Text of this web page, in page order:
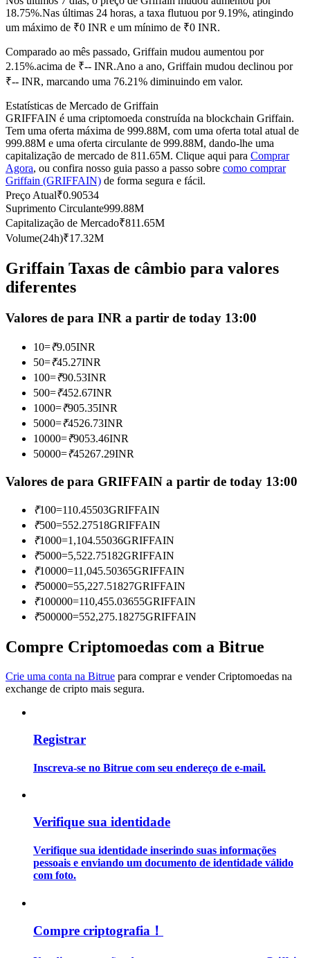
Futuros de USDC
Copiar Trading
Junte-se aos principais traders
Torne-se um Trader de Cópias
Desfrute da partilha de lucros e comissões de copy trading
Informação
Análise de big data, incluindo informações comerciais, etc.
Guia
Aprenda como se manter lucrativo
18.75%.Nas últimas 24 horas, a taxa flutuou por 9.19%, atingindo
um máximo de ₹0 INR e um mínimo de ₹0 INR.
Comparado ao mês passado, Griffain mudou aumentou por
2.15%.acima de ₹-- INR.Ano a ano, Griffain mudou declinou por
₹-- INR, marcando uma 76.21% diminuindo em valor.
Estatísticas de Mercado de Griffain
GRIFFAIN é uma criptomoeda construída na blockchain Griffain.
Tem uma oferta máxima de 999.88M, com uma oferta total atual de
999.88M e uma oferta circulante de 999.88M, dando-lhe uma
capitalização de mercado de 811.65M. Clique aqui para Comprar
Agora, ou confira nosso guia passo a passo sobre como comprar
Griffain (GRIFFAIN) de forma segura e fácil.
Preço Atual₹0.90534
Suprimento Circulante999.88M
Capitalização de Mercado₹811.65M
Volume(24h)₹17.32M
Griffain Taxas de câmbio para valores
diferentes
Valores de para INR a partir de today 13:00
10=₹9.05INR
50=₹45.27INR
100=₹90.53INR
500=₹452.67INR
1000=₹905.35INR
5000=₹4526.73INR
10000=₹9053.46INR
50000=₹45267.29INR
Valores de para GRIFFAIN a partir de today 13:00
₹100=110.45503GRIFFAIN
₹500=552.27518GRIFFAIN
₹1000=1,104.55036GRIFFAIN
₹5000=5,522.75182GRIFFAIN
₹10000=11,045.50365GRIFFAIN
₹50000=55,227.51827GRIFFAIN
₹100000=110,455.03655GRIFFAIN
₹500000=552,275.18275GRIFFAIN
Compre Criptomoedas com a Bitrue
Crie uma conta na Bitrue para comprar e vender Criptomoedas na
exchange de cripto mais segura.
Registrar
Inscreva-se no Bitrue com seu endereço de e-mail.
Verifique sua identidade
Verifique sua identidade inserindo suas informações
pessoais e enviando um documento de identidade válido
com foto.
Compre criptografia！